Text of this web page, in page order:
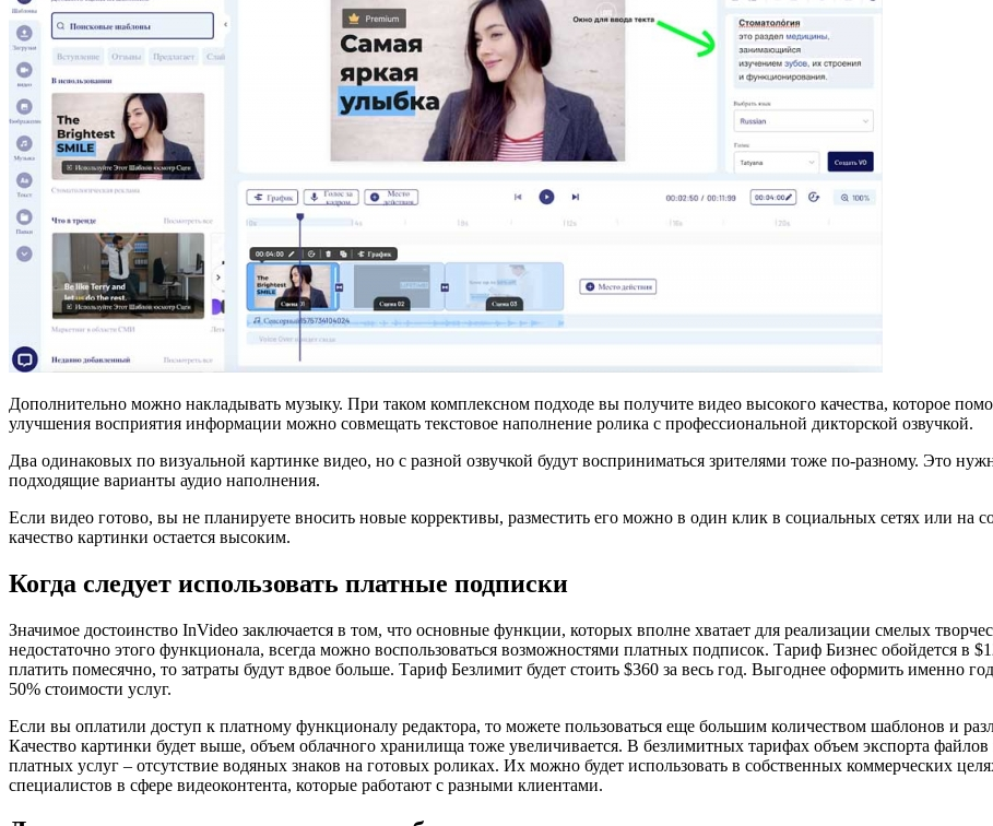
Дополнительно можно накладывать музыку. При таком комплексном подходе вы получите видео высокого качества, которое
улучшения восприятия информации можно совмещать текстовое наполнение ролика с профессиональной дикторской озвучкой.
Два одинаковых по визуальной картинке видео, но с разной озвучкой будут восприниматься зрителями тоже по-разному. Это
подходящие варианты аудио наполнения.
Если видео готово, вы не планируете вносить новые коррективы, разместить его можно в один клик в социальных сетях или на
качество картинки остается высоким.
Когда следует использовать платные подписки
Значимое достоинство InVideo заключается в том, что основные функции, которых вполне хватает для реализации смелых
недостаточно этого функционала, всегда можно воспользоваться возможностями платных подписок. Тариф Бизнес обойдется в
платить помесячно, то затраты будут вдвое больше. Тариф Безлимит будет стоить $360 за весь год. Выгоднее оформить именно
50% стоимости услуг.
Если вы оплатили доступ к платному функционалу редактора, то можете пользоваться еще большим количеством шаблонов и
Качество картинки будет выше, объем облачного хранилища тоже увеличивается. В безлимитных тарифах объем экспорта
платных услуг – отсутствие водяных знаков на готовых роликах. Их можно будет использовать в собственных коммерческих
специалистов в сфере видеоконтента, которые работают с разными клиентами.